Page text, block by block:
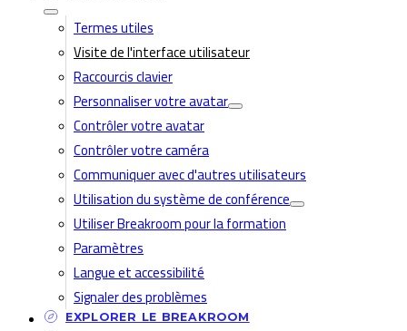
Termes utiles
Visite de l'interface utilisateur
Raccourcis clavier
Personnaliser votre avatar
Contrôler votre avatar
Contrôler votre caméra
Communiquer avec d'autres utilisateurs
Utilisation du système de conférence
Utiliser Breakroom pour la formation
Paramètres
Langue et accessibilité
Signaler des problèmes
EXPLORER LE BREAKROOM